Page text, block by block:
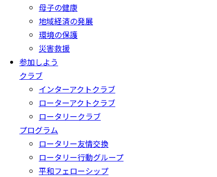
母子の健康
地域経済の発展
環境の保護
災害救援
参加しよう
クラブ
インターアクトクラブ
ローターアクトクラブ
ロータリークラブ
プログラム
ロータリー友情交換
ロータリー行動グループ
平和フェローシップ